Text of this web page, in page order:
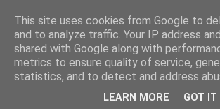
This site uses cookies from Google to
and to analyze traffic. Your IP address
shared with Google along with
metrics to ensure quality of service,
statistics, and to detect and address
LEARN MORE GOT IT